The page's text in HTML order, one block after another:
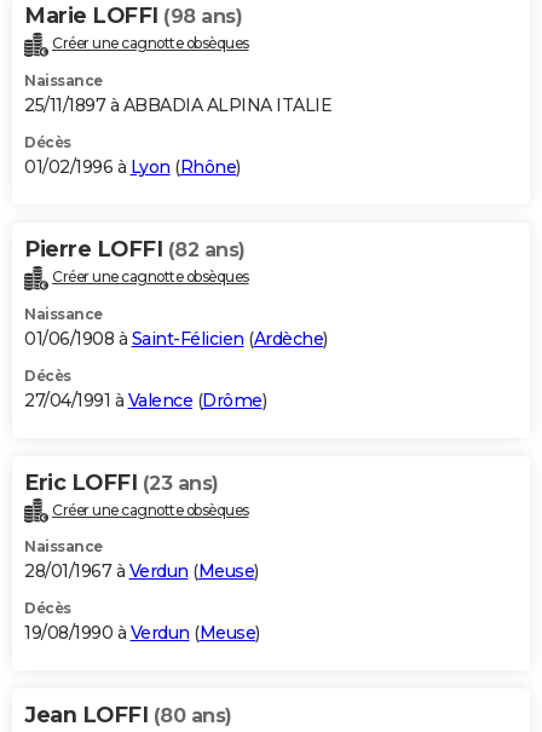
Marie LOFFI (98 ans)
Créer une cagnotte obsèques
Naissance
25/11/1897 à ABBADIA ALPINA ITALIE
Décès
01/02/1996 à Lyon (Rhône)
Pierre LOFFI (82 ans)
Créer une cagnotte obsèques
Naissance
01/06/1908 à Saint-Félicien (Ardèche)
Décès
27/04/1991 à Valence (Drôme)
Eric LOFFI (23 ans)
Créer une cagnotte obsèques
Naissance
28/01/1967 à Verdun (Meuse)
Décès
19/08/1990 à Verdun (Meuse)
Jean LOFFI (80 ans)